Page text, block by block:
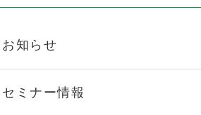
お知らせ
セミナー情報